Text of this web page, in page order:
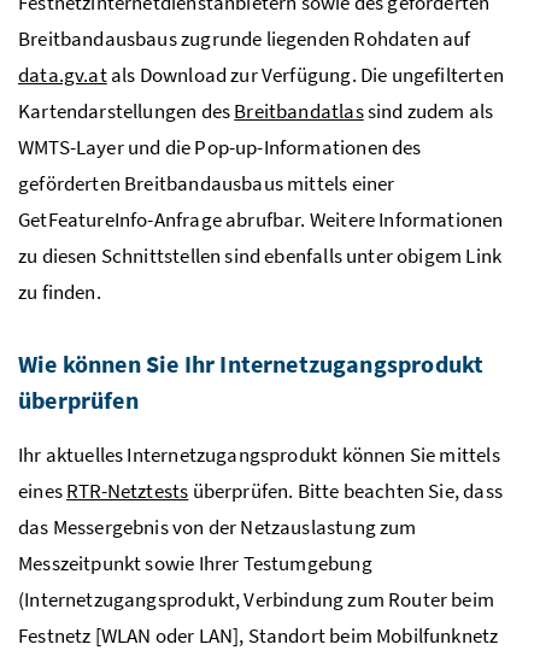
Breitbandausbaus zugrunde liegenden Rohdaten auf
data.gv.atals Download zur Verfügung. Die ungefilterten
Kartendarstellungen desBreitbandatlassind zudem als
WMTS-Layer und die Pop-up-Informationen des
geförderten Breitbandausbaus mittels einer
GetFeatureInfo-Anfrage abrufbar. Weitere Informationen
zu diesen Schnittstellen sind ebenfalls unter obigem Link
zu finden.
Wie können Sie Ihr Internetzugangsprodukt
überprüfen
Ihr aktuelles Internetzugangsprodukt können Sie mittels
einesRTR-Netztests überprüfen. Bitte beachten Sie, dass
das Messergebnis von der Netzauslastung zum
Messzeitpunkt sowie Ihrer Testumgebung
(Internetzugangsprodukt, Verbindung zum Router beim
Festnetz [WLAN oder LAN], Standort beim Mobilfunknetz